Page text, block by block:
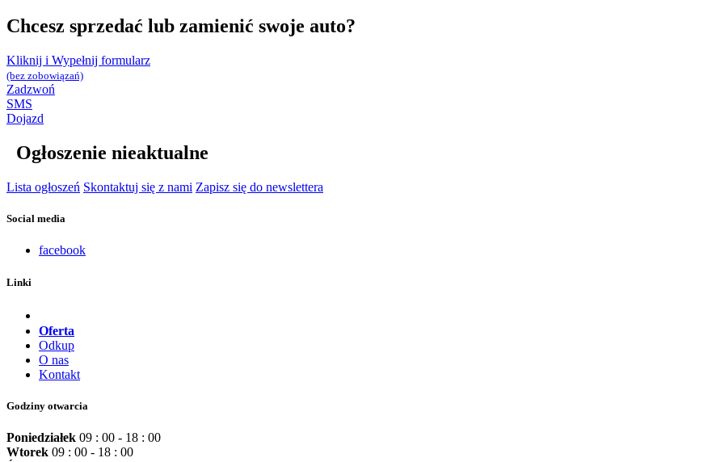
Chcesz sprzedać lub zamienić swoje auto?
Kliknij i Wypełnij formularz
(bez zobowiązań)
Zadzwoń
SMS
Dojazd
Ogłoszenie nieaktualne
Lista ogłoszeń Skontaktuj się z nami Zapisz się do newslettera
Social media
facebook
Linki
Oferta
Odkup
O nas
Kontakt
Godziny otwarcia
Poniedziałek 09 : 00 - 18 : 00
Wtorek 09 : 00 - 18 : 00